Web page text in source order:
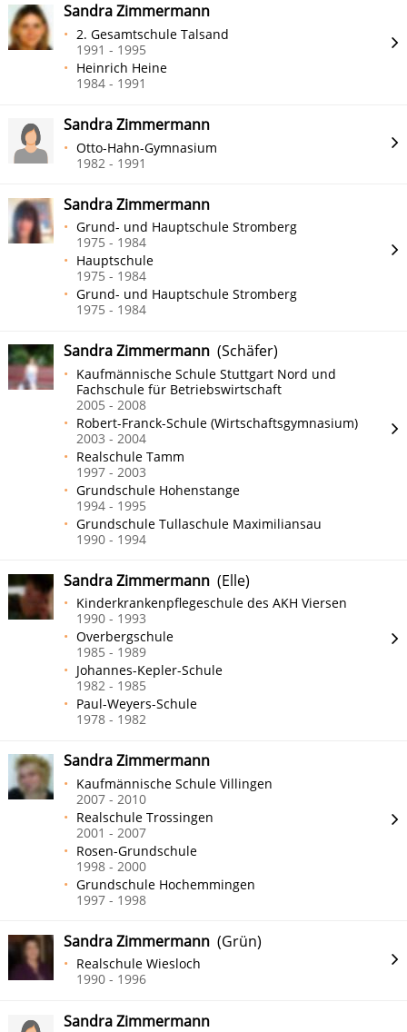
Sandra Zimmermann
2. Gesamtschule Talsand
1991 - 1995
Heinrich Heine
1984 - 1991
Sandra Zimmermann
Otto-Hahn-Gymnasium
1982 - 1991
Sandra Zimmermann
Grund- und Hauptschule Stromberg
1975 - 1984
Hauptschule
1975 - 1984
Grund- und Hauptschule Stromberg
1975 - 1984
Sandra Zimmermann (Schäfer)
Kaufmännische Schule Stuttgart Nord und
Fachschule für Betriebswirtschaft
2005 - 2008
Robert-Franck-Schule (Wirtschaftsgymnasium)
2003 - 2004
Realschule Tamm
1997 - 2003
Grundschule Hohenstange
1994 - 1995
Grundschule Tullaschule Maximiliansau
1990 - 1994
Sandra Zimmermann (Elle)
Kinderkrankenpflegeschule des AKH Viersen
1990 - 1993
Overbergschule
1985 - 1989
Johannes-Kepler-Schule
1982 - 1985
Paul-Weyers-Schule
1978 - 1982
Sandra Zimmermann
Kaufmännische Schule Villingen
2007 - 2010
Realschule Trossingen
2001 - 2007
Rosen-Grundschule
1998 - 2000
Grundschule Hochemmingen
1997 - 1998
Sandra Zimmermann (Grün)
Realschule Wiesloch
1990 - 1996
Sandra Zimmermann